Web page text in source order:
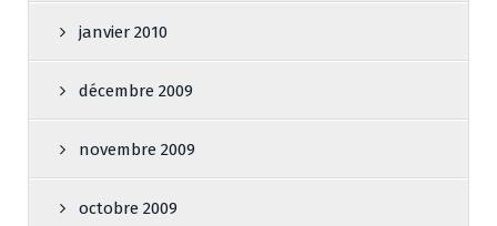
janvier 2010
décembre 2009
novembre 2009
octobre 2009